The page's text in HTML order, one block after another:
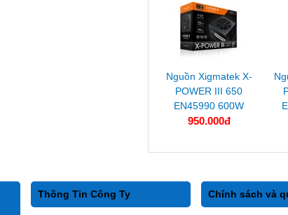
Nguồn Xigmatek X-
POWER III 650
EN45990 600W
950.000đ
Thông Tin Công Ty Chính sách và